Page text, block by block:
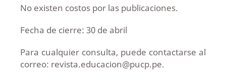
No existen costos por las publicaciones.
Fecha de cierre: 30 de abril
Para cualquier consulta, puede contactarse al
correo: revista.educacion@pucp.pe.